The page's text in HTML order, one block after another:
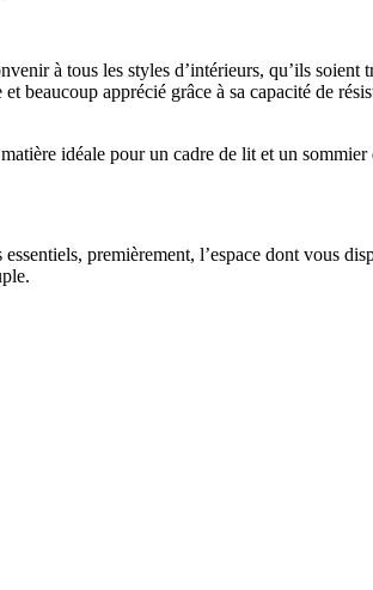
à tous les styles d’intérieurs, qu’ils
apprécié grâce à sa capacité de
idéale pour un cadre de lit et un sommier
premièrement, l’espace dont vous